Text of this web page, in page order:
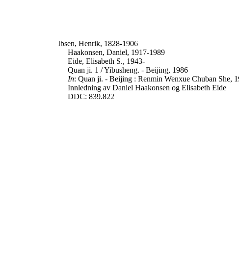
Ibsen, Henrik, 1828-1906
Haakonsen, Daniel, 1917-1989
Eide, Elisabeth S., 1943-
Quan ji. 1 / Yibusheng. - Beijing, 1986
In: Quan ji. - Beijing : Renmin Wenxue Chuban She,
Innledning av Daniel Haakonsen og Elisabeth Eide
DDC: 839.822